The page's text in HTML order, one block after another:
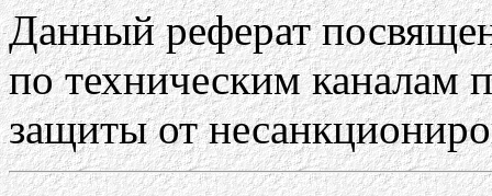
Данный реферат
по техническим каналам
защиты от